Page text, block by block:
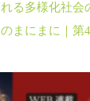
れる多様化社会
のまにまに｜第